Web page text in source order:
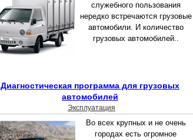
служебного пользования
нередко встречаются грузовые
автомобили. И количество
грузовых автомобилей..
Диагностическая программа для грузовых
автомобилей
Эксплуатация
Во всех крупных и не очень
городах есть огромное